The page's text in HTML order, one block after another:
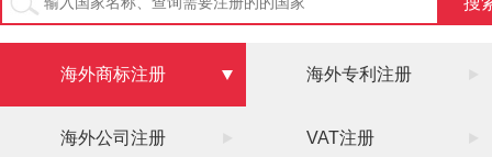
海外商标注册 海外专利注册
海外公司注册 VAT注册